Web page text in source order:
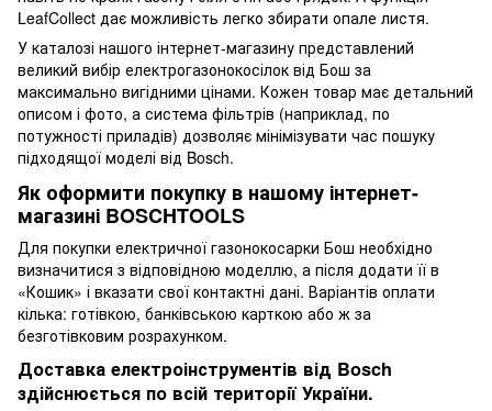
LeafCollect дає можливість легко збирати опале листя.
У каталозі нашого інтернет-магазину представлений
великий вибір електрогазонокосілок від Бош за
максимально вигідними цінами. Кожен товар має детальний
описом і фото, а система фільтрів (наприклад, по
потужності приладів) дозволяє мінімізувати час пошуку
підходящої моделі від Bosch.
Як оформити покупку в нашому інтернет-
магазині BOSCHTOOLS
Для покупки електричної газонокосарки Бош необхідно
визначитися з відповідною моделлю, а після додати її в
«Кошик» і вказати свої контактні дані. Варіантів оплати
кілька: готівкою, банківською карткою або ж за
безготівковим розрахунком.
Доставка електроінструментів від Bosch
здійснюється по всій території України.